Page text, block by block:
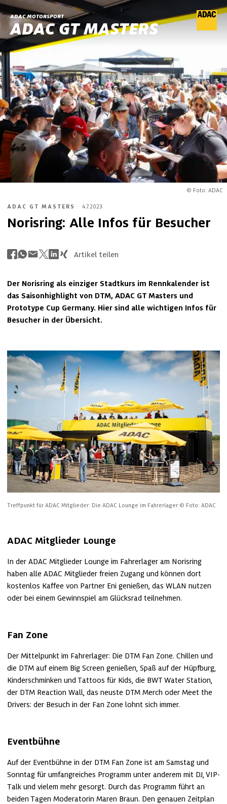
ADAC MOTORSPORT
ADAC GT MASTERS
© Foto: ADAC
ADAC GT MASTERS · 4.7.2023
Norisring: Alle Infos für Besucher
Artikel teilen
Der Norisring als einziger Stadtkurs im Rennkalender ist
das Saisonhighlight von DTM, ADAC GT Masters und
Prototype Cup Germany. Hier sind alle wichtigen Infos für
Besucher in der Übersicht.
Treffpunkt für ADAC Mitglieder: Die ADAC Lounge im Fahrerlager © Foto: ADAC
ADAC Mitglieder Lounge
In der ADAC Mitglieder Lounge im Fahrerlager am Norisring
haben alle ADAC Mitglieder freien Zugang und können dort
kostenlos Kaffee von Partner Eni genießen, das WLAN nutzen
oder bei einem Gewinnspiel am Glücksrad teilnehmen.
Fan Zone
Der Mittelpunkt im Fahrerlager: Die DTM Fan Zone. Chillen und
die DTM auf einem Big Screen genießen, Spaß auf der Hüpfburg,
Kinderschminken und Tattoos für Kids, die BWT Water Station,
der DTM Reaction Wall, das neuste DTM Merch oder Meet the
Drivers: der Besuch in der Fan Zone lohnt sich immer.
Eventbühne
Auf der Eventbühne in der DTM Fan Zone ist am Samstag und
Sonntag für umfangreiches Programm unter anderem mit DJ, VIP-
Talk und vielem mehr gesorgt. Durch das Programm führt an
beiden Tagen Moderatorin Maren Braun. Den genauen Zeitplan